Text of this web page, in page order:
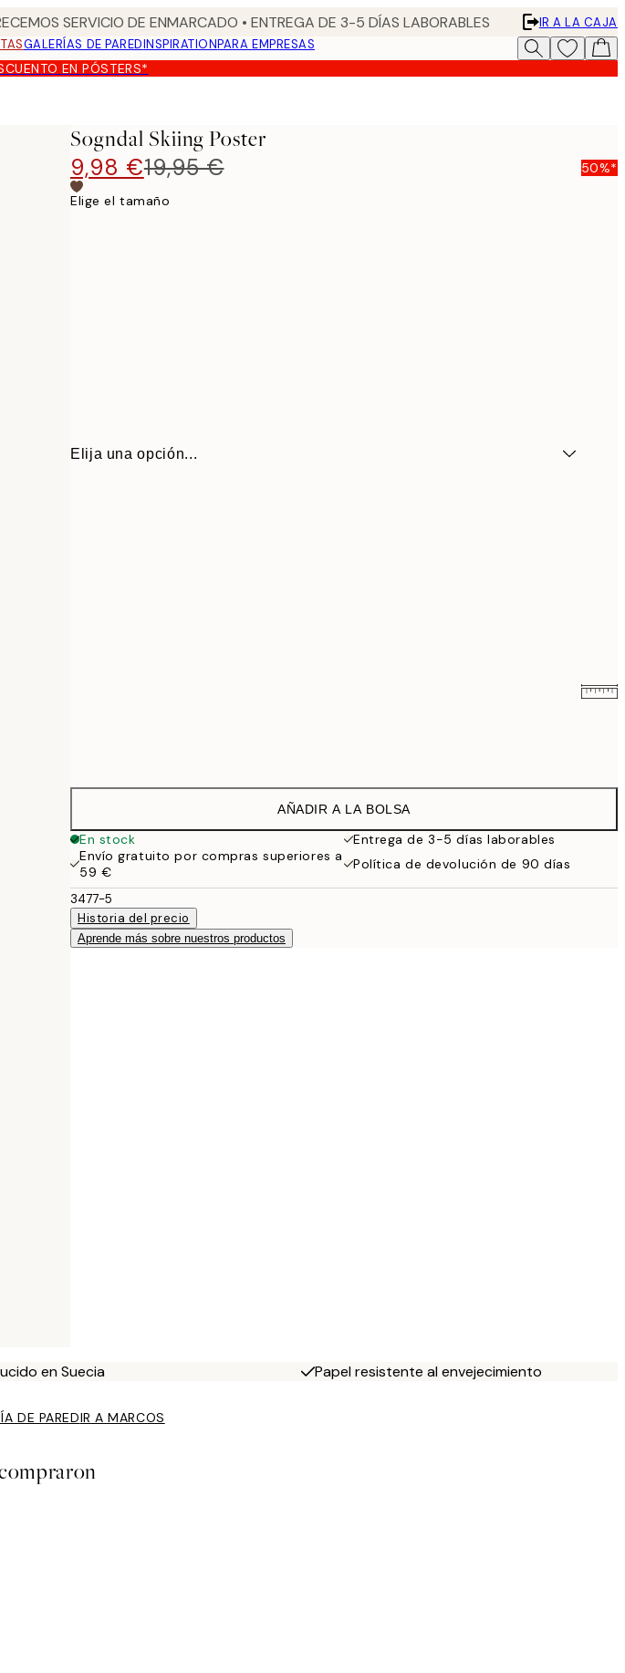
SERVICIO DE ENMARCADO • ENTREGA DE 3-5 DÍAS LABORABLES
IR A LA CAJA
GALERÍAS DE PAREDINSPIRATIONPARA EMPRESAS
EN PÓSTERS*
Sogndal Skiing Poster
9,98 €19,95 € 50%*
Elige el tamaño
Elija una opción...
32,45 €
AÑADIR A LA BOLSA
En stock
Entrega de 3-5 días laborables
Envío gratuito por compras superiores a
59 €
Política de devolución de 90 días
3477-5
Historia del precio
Aprende más sobre nuestros productos
en Suecia Papel resistente al envejecimiento
DE PAREDIR A MARCOS